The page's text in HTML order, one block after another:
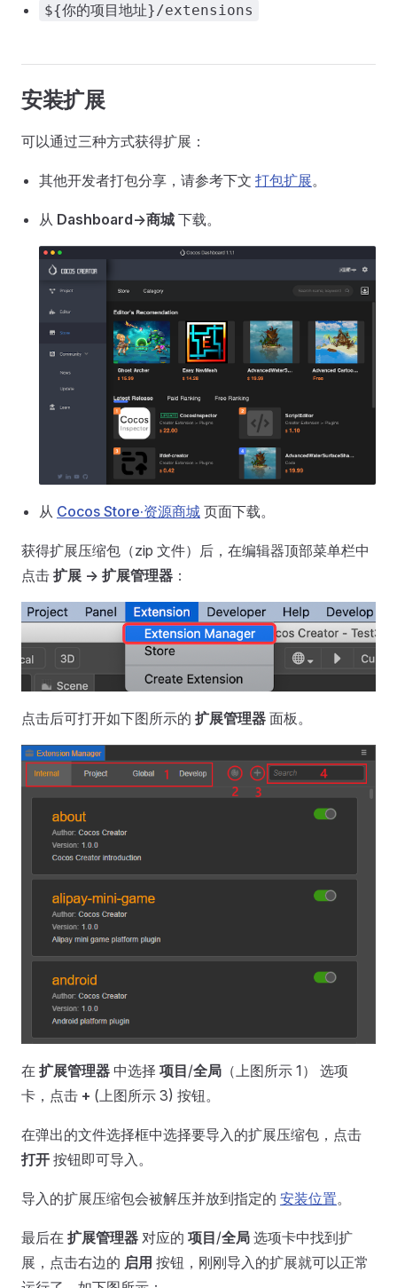
${你的项目地址}/extensions
安装扩展
可以通过三种方式获得扩展：
其他开发者打包分享，请参考下文 打包扩展。
从 Dashboard->商城 下载。
从 Cocos Store·资源商城 页面下载。
获得扩展压缩包（zip 文件）后，在编辑器顶部菜单栏中
点击 扩展 -> 扩展管理器 ：
点击后可打开如下图所示的 扩展管理器 面板。
在 扩展管理器 中选择 项目/全局 （上图所示 1） 选项
卡，点击 + (上图所示 3) 按钮。
在弹出的文件选择框中选择要导入的扩展压缩包，点击
打开 按钮即可导入。
导入的扩展压缩包会被解压并放到指定的 安装位置。
最后在 扩展管理器 对应的 项目/全局 选项卡中找到扩
展，点击右边的 启用 按钮，刚刚导入的扩展就可以正常